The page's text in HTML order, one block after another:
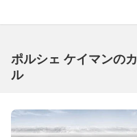
ポルシェ ケイマンの
ル